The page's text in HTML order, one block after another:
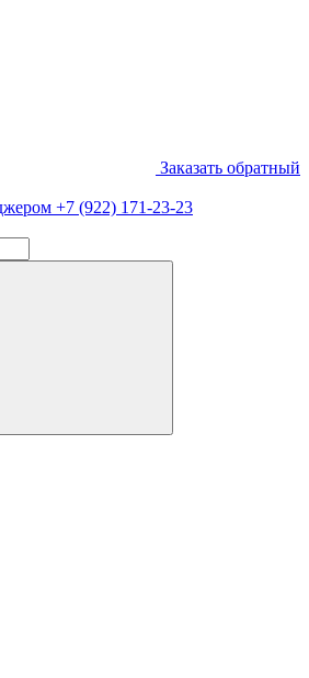
Заказать обратный
+7 (922) 171-23-23